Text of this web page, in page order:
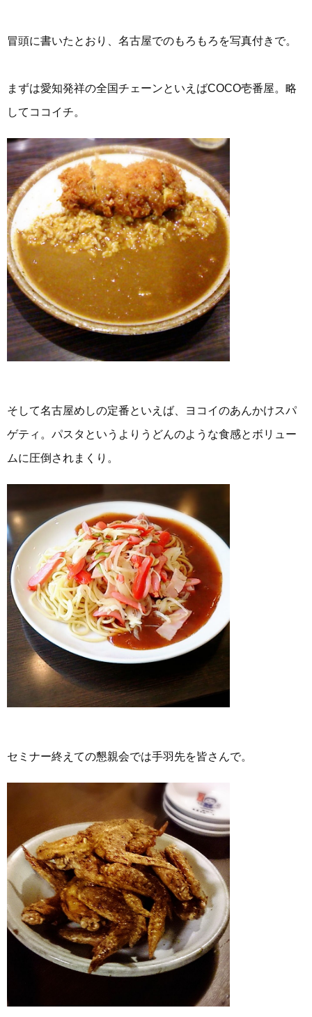
冒頭に書いたとおり、名古屋でのもろもろを写真付きで。
まずは愛知発祥の全国チェーンといえばCOCO壱番屋。略
してココイチ。
そして名古屋めしの定番といえば、ヨコイのあんかけスパ
ゲティ。パスタというよりうどんのような食感とボリュー
ムに圧倒されまくり。
セミナー終えての懇親会では手羽先を皆さんで。